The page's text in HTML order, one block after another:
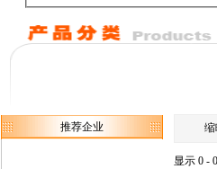
推荐企业 缩
显示 0 -